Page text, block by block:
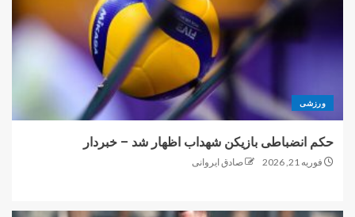
ورزشی
حکم انضباطی بازیکن شهداب اظهار شد – خبردار
فوریه 21, 2026 صادق ایروانی